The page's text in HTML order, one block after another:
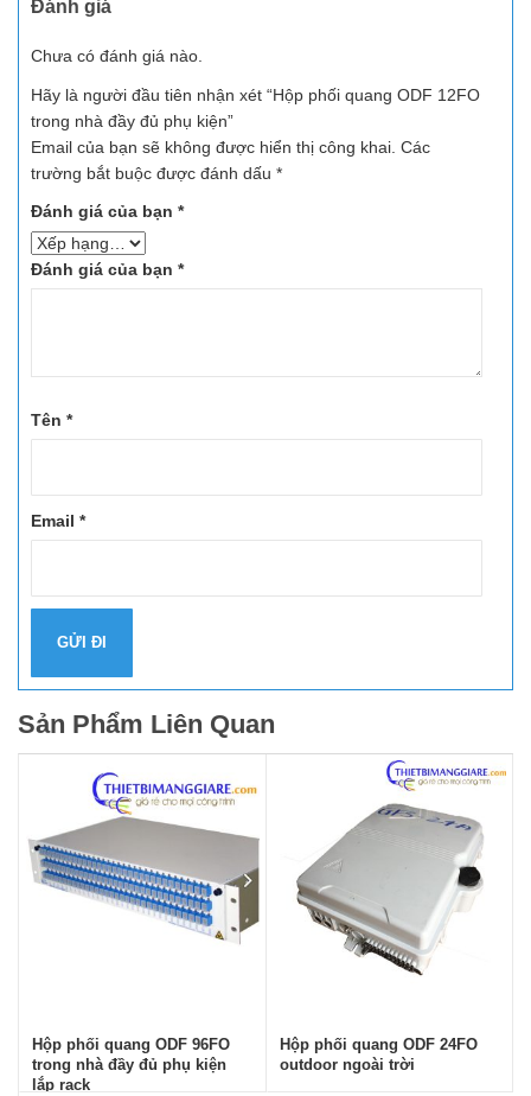
Đánh giá
Chưa có đánh giá nào.
Hãy là người đầu tiên nhận xét “Hộp phối quang ODF 12FO
trong nhà đầy đủ phụ kiện”
Email của bạn sẽ không được hiển thị công khai. Các
trường bắt buộc được đánh dấu *
Đánh giá của bạn *
Đánh giá của bạn *
Tên *
Email *
Sản Phẩm Liên Quan
Hộp phối quang ODF 96FO
trong nhà đầy đủ phụ kiện
lắp rack
Hộp phối quang ODF 24FO
outdoor ngoài trời